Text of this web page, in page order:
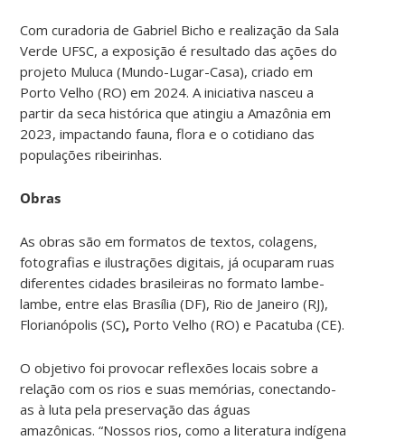
Com curadoria de Gabriel Bicho e realização da Sala
Verde UFSC, a exposição é resultado das ações do
projeto Muluca (Mundo-Lugar-Casa), criado em
Porto Velho (RO) em 2024. A iniciativa nasceu a
partir da seca histórica que atingiu a Amazônia em
2023, impactando fauna, flora e o cotidiano das
populações ribeirinhas.
Obras
As obras são em formatos de textos, colagens,
fotografias e ilustrações digitais, já ocuparam ruas
diferentes cidades brasileiras no formato lambe-
lambe, entre elas Brasília (DF), Rio de Janeiro (RJ),
Florianópolis (SC), Porto Velho (RO) e Pacatuba (CE).
O objetivo foi provocar reflexões locais sobre a
relação com os rios e suas memórias, conectando-
as à luta pela preservação das águas
amazônicas. “Nossos rios, como a literatura indígena